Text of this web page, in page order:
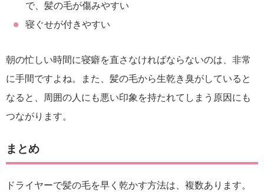
で、髪の毛が傷みやすい
寝ぐせが付きやすい
朝の忙しい時間に寝癖を直さなければならないのは、非常
に手間ですよね。また、髪の毛から生乾き臭がしていると
なると、周囲の人にも悪い印象を持たれてしまう原因にも
つながります。
まとめ
ドライヤーで髪の毛を早く乾かす方法は、複数あります。